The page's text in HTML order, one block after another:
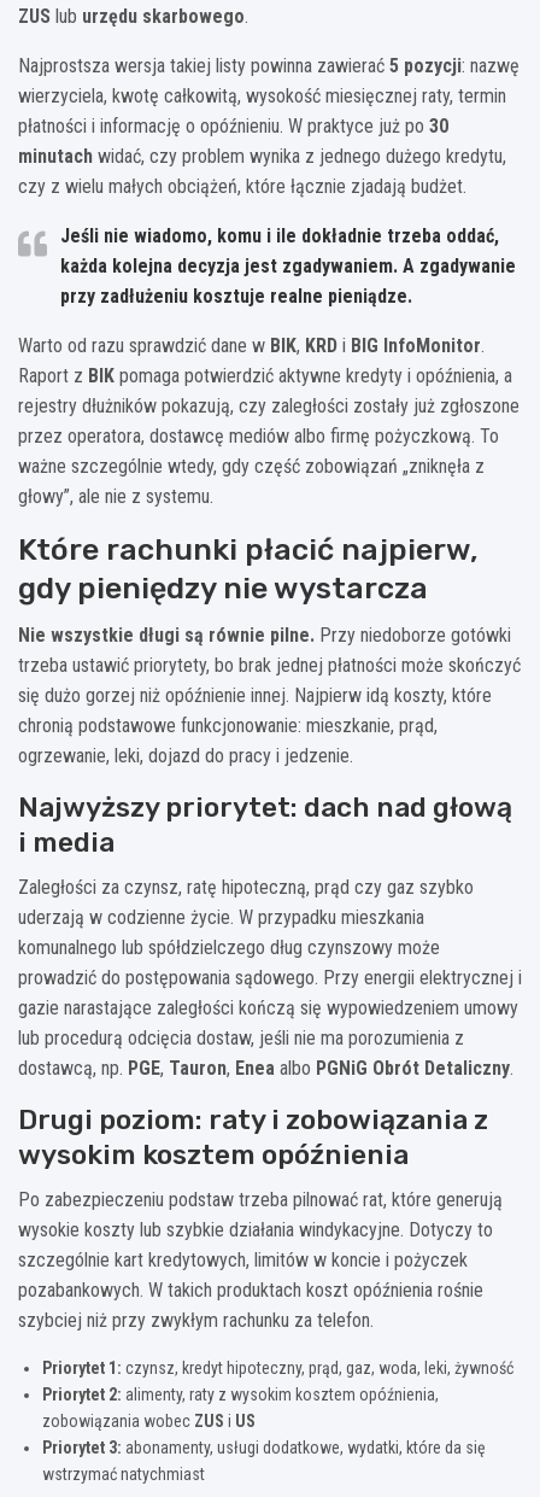
ZUS lub urzędu skarbowego.
Najprostsza wersja takiej listy powinna zawierać 5 pozycji: nazwę
wierzyciela, kwotę całkowitą, wysokość miesięcznej raty, termin
płatności i informację o opóźnieniu. W praktyce już po 30
minutach widać, czy problem wynika z jednego dużego kredytu,
czy z wielu małych obciążeń, które łącznie zjadają budżet.
Jeśli nie wiadomo, komu i ile dokładnie trzeba oddać,
każda kolejna decyzja jest zgadywaniem. A zgadywanie
przy zadłużeniu kosztuje realne pieniądze.
Warto od razu sprawdzić dane w BIK, KRD i BIG InfoMonitor.
Raport z BIK pomaga potwierdzić aktywne kredyty i opóźnienia, a
rejestry dłużników pokazują, czy zaległości zostały już zgłoszone
przez operatora, dostawcę mediów albo firmę pożyczkową. To
ważne szczególnie wtedy, gdy część zobowiązań „zniknęła z
głowy”, ale nie z systemu.
Które rachunki płacić najpierw,
gdy pieniędzy nie wystarcza
Nie wszystkie długi są równie pilne. Przy niedoborze gotówki
trzeba ustawić priorytety, bo brak jednej płatności może skończyć
się dużo gorzej niż opóźnienie innej. Najpierw idą koszty, które
chronią podstawowe funkcjonowanie: mieszkanie, prąd,
ogrzewanie, leki, dojazd do pracy i jedzenie.
Najwyższy priorytet: dach nad głową
i media
Zaległości za czynsz, ratę hipoteczną, prąd czy gaz szybko
uderzają w codzienne życie. W przypadku mieszkania
komunalnego lub spółdzielczego dług czynszowy może
prowadzić do postępowania sądowego. Przy energii elektrycznej i
gazie narastające zaległości kończą się wypowiedzeniem umowy
lub procedurą odcięcia dostaw, jeśli nie ma porozumienia z
dostawcą, np. PGE, Tauron, Enea albo PGNiG Obrót Detaliczny.
Drugi poziom: raty i zobowiązania z
wysokim kosztem opóźnienia
Po zabezpieczeniu podstaw trzeba pilnować rat, które generują
wysokie koszty lub szybkie działania windykacyjne. Dotyczy to
szczególnie kart kredytowych, limitów w koncie i pożyczek
pozabankowych. W takich produktach koszt opóźnienia rośnie
szybciej niż przy zwykłym rachunku za telefon.
Priorytet 1: czynsz, kredyt hipoteczny, prąd, gaz, woda, leki, żywność
Priorytet 2: alimenty, raty z wysokim kosztem opóźnienia,
zobowiązania wobec ZUS i US
Priorytet 3: abonamenty, usługi dodatkowe, wydatki, które da się
wstrzymać natychmiast